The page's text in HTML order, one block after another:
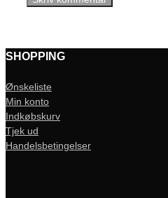
SHOPPING
Ønskeliste
Min konto
Indkøbskurv
Tjek ud
Handelsbetingelser